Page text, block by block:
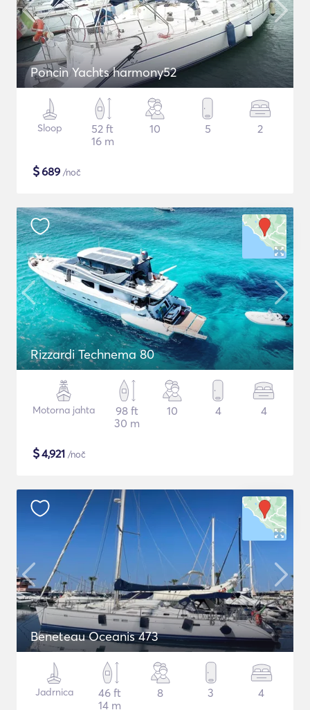
Poncin Yachts harmony52
Sloop
52 ft
16 m
10 5 2
$689 /noč
Rizzardi Technema 80
Motorna jahta
98 ft
30 m
10 4 4
$4,921 /noč
Beneteau Oceanis 473
Jadrnica
46 ft
14 m
8 3 4